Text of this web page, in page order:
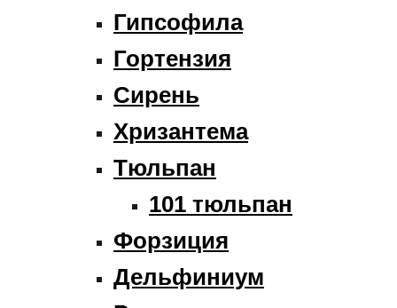
Гипсофила
Гортензия
Сирень
Хризантема
Тюльпан
101 тюльпан
Форзиция
Дельфиниум